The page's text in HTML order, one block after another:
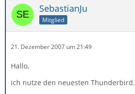
SebastianJu
Mitglied
21. Dezember 2007 um 21:49
Hallo,
ich nutze den neuesten Thunderbird.